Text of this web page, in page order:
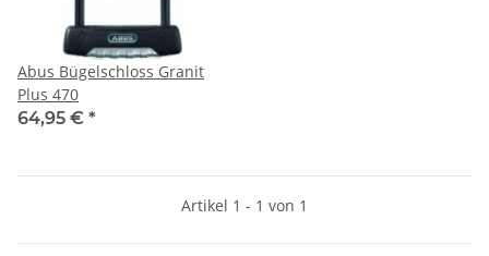
Abus Bügelschloss Granit
Plus 470
64,95 € *
Artikel 1 - 1 von 1